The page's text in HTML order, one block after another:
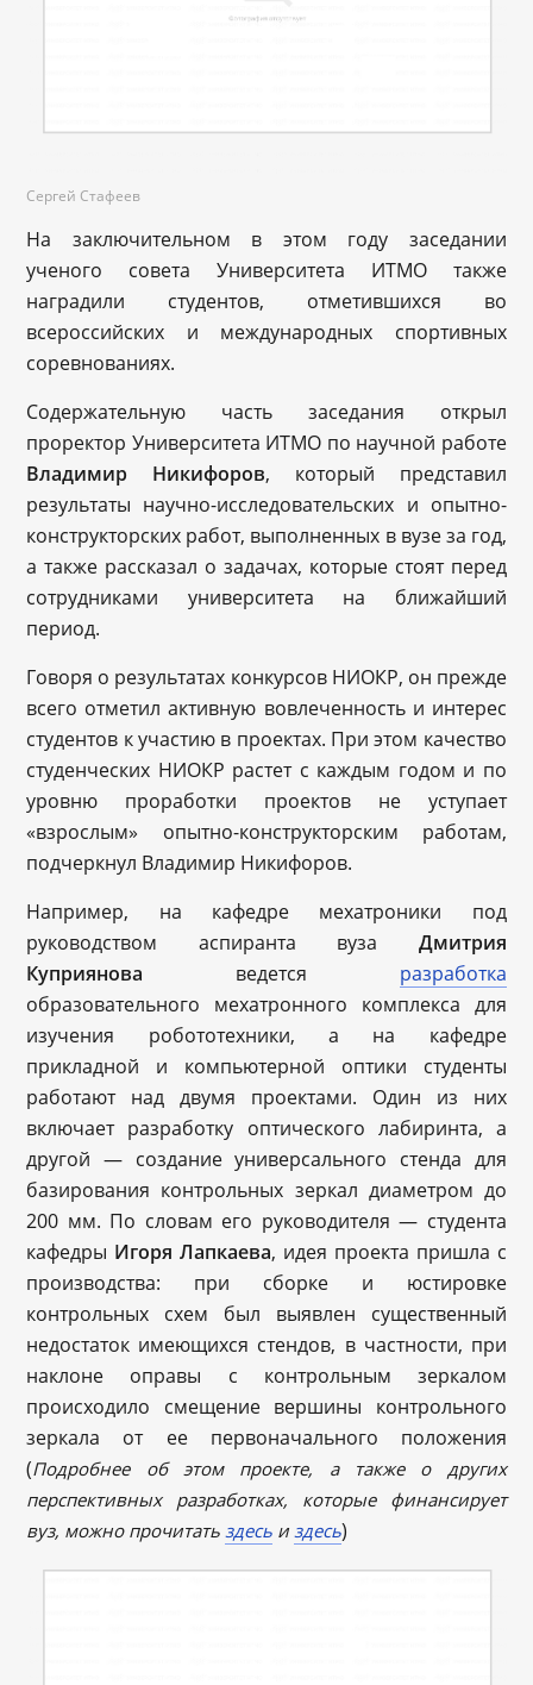
Сергей Стафеев
На заключительном в этом году заседании
ученого совета Университета ИТМО также
наградили студентов, отметившихся во
всероссийских и международных спортивных
соревнованиях.
Содержательную часть заседания открыл
проректор Университета ИТМО по научной работе
Владимир Никифоров, который представил
результаты научно-исследовательских и опытно-
конструкторских работ, выполненных в вузе за год,
а также рассказал о задачах, которые стоят перед
сотрудниками университета на ближайший
период.
Говоря о результатах конкурсов НИОКР, он прежде
всего отметил активную вовлеченность и интерес
студентов к участию в проектах. При этом качество
студенческих НИОКР растет с каждым годом и по
уровню проработки проектов не уступает
«взрослым» опытно-конструкторским работам,
подчеркнул Владимир Никифоров.
Например, на кафедре мехатроники под
руководством аспиранта вуза Дмитрия
Куприянова ведется разработка
образовательного мехатронного комплекса для
изучения робототехники, а на кафедре
прикладной и компьютерной оптики студенты
работают над двумя проектами. Один из них
включает разработку оптического лабиринта, а
другой — создание универсального стенда для
базирования контрольных зеркал диаметром до
200 мм. По словам его руководителя — студента
кафедры Игоря Лапкаева, идея проекта пришла с
производства: при сборке и юстировке
контрольных схем был выявлен существенный
недостаток имеющихся стендов, в частности, при
наклоне оправы с контрольным зеркалом
происходило смещение вершины контрольного
зеркала от ее первоначального положения
(Подробнее об этом проекте, а также о других
перспективных разработках, которые финансирует
вуз, можно прочитать здесь и здесь)